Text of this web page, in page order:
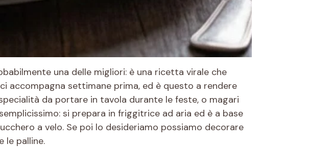
una delle migliori: è una ricetta virale che
accompagna settimane prima, ed è questo a rendere
da portare in tavola durante le feste, o magari
si prepara in friggitrice ad aria ed è a base
a velo. Se poi lo desideriamo possiamo decorare
le palline.